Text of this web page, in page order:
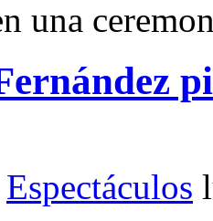
una
Espectáculos